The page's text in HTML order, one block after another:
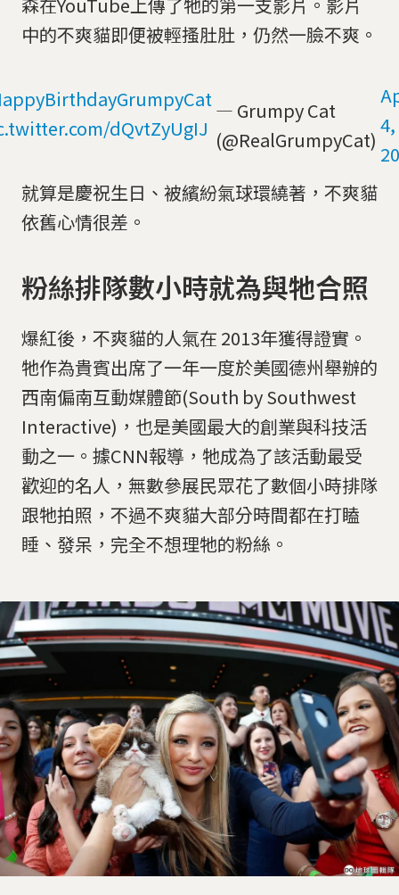
中的不爽貓即便被輕搔肚肚，仍然一臉不爽。
dQvtZyUgIJ
— Grumpy Cat
(@RealGrumpyCat)
4,
就算是慶祝生日、被繽紛氣球環繞著，不爽貓
依舊心情很差。
粉絲排隊數小時就為與牠合照
爆紅後，不爽貓的人氣在 2013年獲得證實。
牠作為貴賓出席了一年一度於美國德州舉辦的
西南偏南互動媒體節(South by Southwest
Interactive)，也是美國最大的創業與科技活
動之一。據CNN報導，牠成為了該活動最受
歡迎的名人，無數參展民眾花了數個小時排隊
跟牠拍照，不過不爽貓大部分時間都在打瞌
睡、發呆，完全不想理牠的粉絲。